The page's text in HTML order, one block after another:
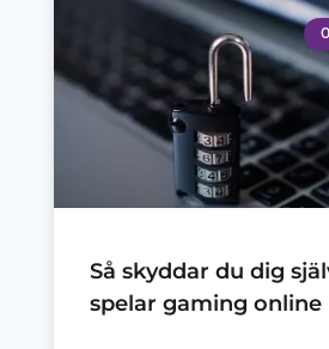
Så skyddar du dig
spelar gaming online